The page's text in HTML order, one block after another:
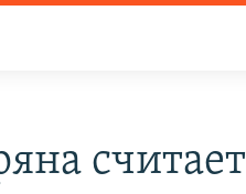
считает